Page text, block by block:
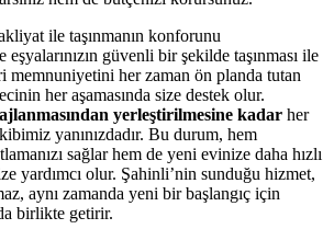
ile taşınmanın konforunu
güvenli bir şekilde taşınması ile
memnuniyetini her zaman ön planda tutan
her aşamasında size destek olur.
yerleştirilmesine kadar her
yanınızdadır. Bu durum, hem
sağlar hem de yeni evinize daha hızlı
yardımcı olur. Şahinli’nin sunduğu hizmet,
aynı zamanda yeni bir başlangıç için
birlikte getirir.